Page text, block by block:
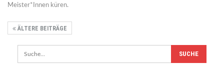
Meister*Innen küren.
ÄLTERE BEITRÄGE